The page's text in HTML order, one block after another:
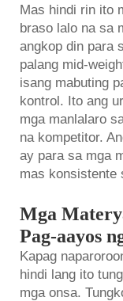
Mas hindi rin ito
braso lalo na sa
angkop din para
palang mid-
isang mabuting
kontrol. Ito ang
mga manlalaro
na kompetitor.
ay para sa mga
mas konsistente
Mga
Pag-aayos
Kapag
hindi lang ito
mga onsa.